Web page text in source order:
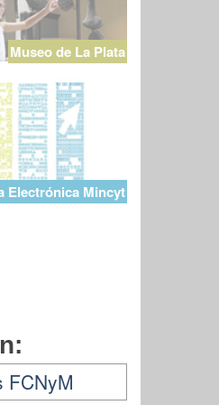
Museo de La Plata
Electrónica Mincyt
FCNyM